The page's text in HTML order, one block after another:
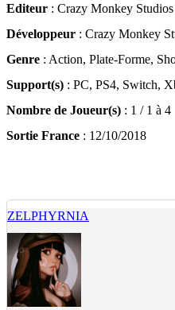
Editeur : Crazy Monkey Studios
Développeur : Crazy Monkey
Genre : Action, Plate-Forme,
Support(s) : PC, PS4, Switch,
Nombre de Joueur(s) : 1 / 1 à 4
Sortie France : 12/10/2018
ZELPHYRNIA